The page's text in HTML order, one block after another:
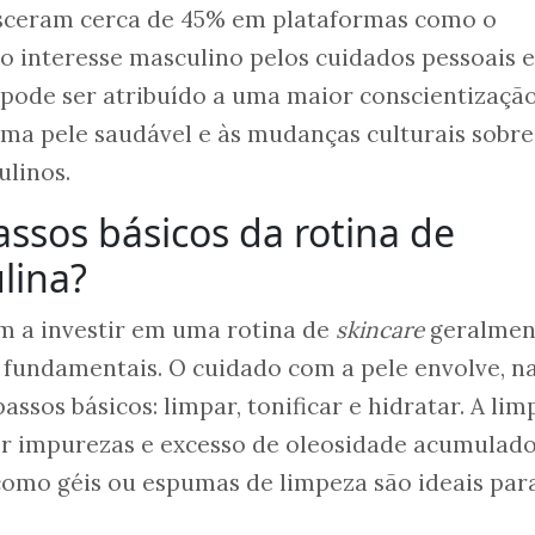
cerca de 45% em plataformas como o
interesse masculino pelos cuidados pessoais
ser atribuído a uma maior
pele saudável e às mudanças culturais
básicos da rotina de
a investir em uma rotina de skincare
O cuidado com a pele envolve,
básicos: limpar, tonificar e hidratar. A
impurezas e excesso de oleosidade
géis ou espumas de limpeza são ideais